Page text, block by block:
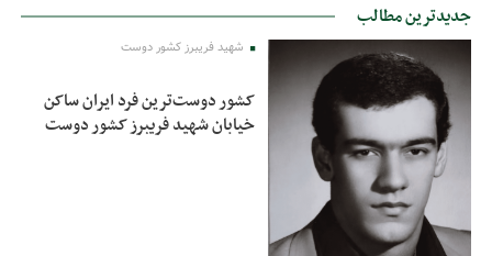
جدیدترین مطالب
شهید فریبرز کشور دوست
کشور دوست‌ترین فرد ایران ساکن
خیابان شهید فریبرز کشور دوست